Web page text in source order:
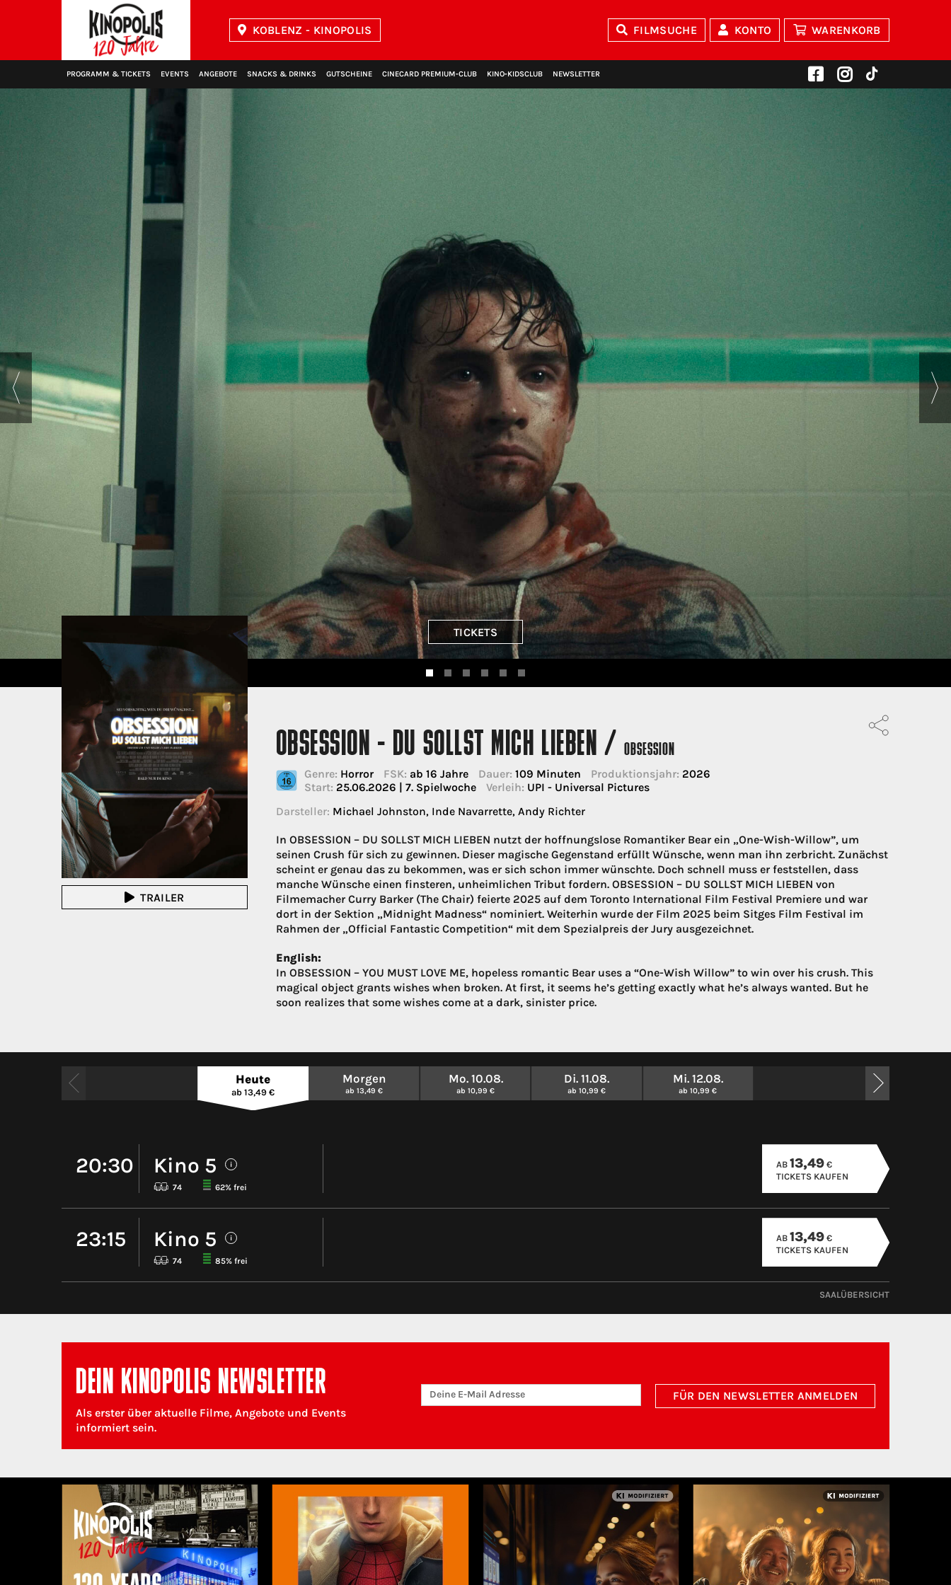
KOBLENZ - KINOPOLIS FILMSUCHE KONTO WARENKORB
PROGRAMM & TICKETS EVENTS ANGEBOTE SNACKS & DRINKS GUTSCHEINE CINECARD PREMIUM‑CLUB KINO‑KIDSCLUB NEWSLETTER
TICKETS
TRAILER
OBSESSION - DU SOLLST MICH LIEBEN / OBSESSION
Genre: Horror FSK: ab 16 Jahre Dauer: 109 Minuten Produktionsjahr: 2026
Start: 25.06.2026 | 7. Spielwoche Verleih: UPI - Universal Pictures
Darsteller: Michael Johnston, Inde Navarrette, Andy Richter
In OBSESSION – DU SOLLST MICH LIEBEN nutzt der hoffnungslose Romantiker Bear ein „One-Wish-Willow”, um
seinen Crush für sich zu gewinnen. Dieser magische Gegenstand erfüllt Wünsche, wenn man ihn zerbricht. Zunächst
scheint er genau das zu bekommen, was er sich schon immer wünschte. Doch schnell muss er feststellen, dass
manche Wünsche einen finsteren, unheimlichen Tribut fordern. OBSESSION – DU SOLLST MICH LIEBEN von
Filmemacher Curry Barker (The Chair) feierte 2025 auf dem Toronto International Film Festival Premiere und war
dort in der Sektion „Midnight Madness“ nominiert. Weiterhin wurde der Film 2025 beim Sitges Film Festival im
Rahmen der „Official Fantastic Competition“ mit dem Spezialpreis der Jury ausgezeichnet.
English:
In OBSESSION – YOU MUST LOVE ME, hopeless romantic Bear uses a “One-Wish Willow” to win over his crush. This
magical object grants wishes when broken. At first, it seems he’s getting exactly what he’s always wanted. But he
soon realizes that some wishes come at a dark, sinister price.
Heute
ab 13,49 €
Morgen
ab 13,49 €
Mo. 10.08.
ab 10,99 €
Di. 11.08.
ab 10,99 €
Mi. 12.08.
ab 10,99 €
20:30 Kino 5 i
74 62% frei
AB 13,49 €
TICKETS KAUFEN
23:15 Kino 5 i
74 85% frei
AB 13,49 €
TICKETS KAUFEN
SAALÜBERSICHT
DEIN KINOPOLIS NEWSLETTER
Als erster über aktuelle Filme, Angebote und Events
informiert sein.
FÜR DEN NEWSLETTER ANMELDEN